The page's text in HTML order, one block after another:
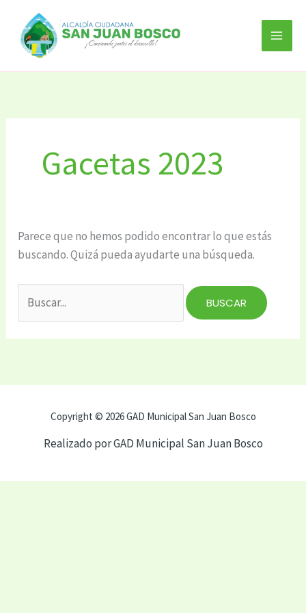
contenido
Gacetas 2023
Parece que no hemos podido encontrar lo que estás
buscando. Quizá pueda ayudarte una búsqueda.
por:
Copyright © 2026 GAD Municipal San Juan Bosco
Realizado por GAD Municipal San Juan Bosco